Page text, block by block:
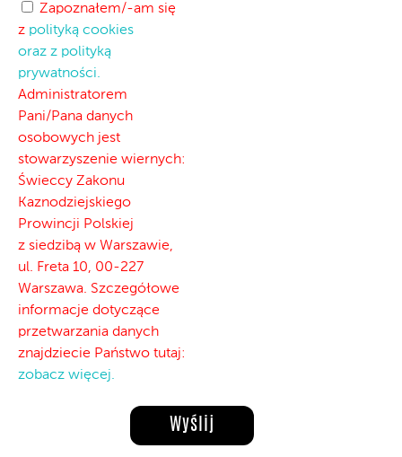
Zapoznałem/-am się
z polityką cookies
oraz z polityką
prywatności.
Administratorem
Pani/Pana danych
osobowych jest
stowarzyszenie wiernych:
Świeccy Zakonu
Kaznodziejskiego
Prowincji Polskiej
z siedzibą w Warszawie,
ul. Freta 10, 00-227
Warszawa. Szczegółowe
informacje dotyczące
przetwarzania danych
znajdziecie Państwo tutaj:
zobacz więcej.